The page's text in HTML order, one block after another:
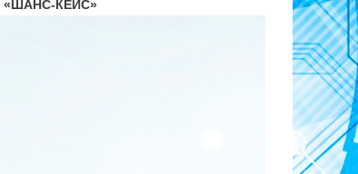
«ШАНС-КЕЙС»